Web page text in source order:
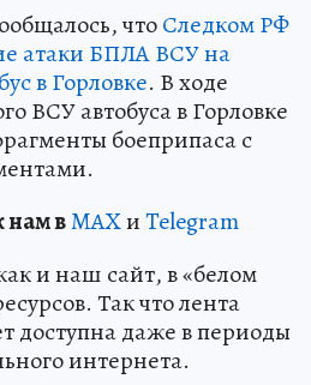
чтоСледком РФ
атаки БПЛА ВСУ на
в Горловке. В ходе
ВСУ автобуса в Горловке
боеприпаса с
нам вMAXиTelegram
и наш сайт, в «белом
Так что лента
доступна даже в периоды
интернета.